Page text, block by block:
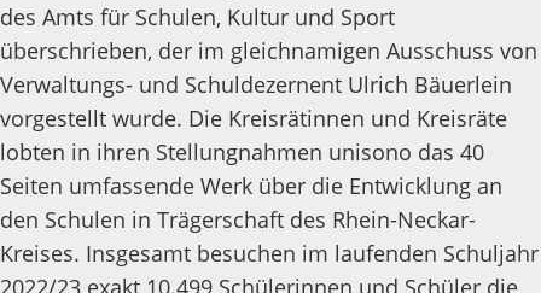
des Amts für Schulen, Kultur und Sport
überschrieben, der im gleichnamigen Ausschuss von
Verwaltungs- und Schuldezernent Ulrich Bäuerlein
vorgestellt wurde. Die Kreisrätinnen und Kreisräte
lobten in ihren Stellungnahmen unisono das 40
Seiten umfassende Werk über die Entwicklung an
den Schulen in Trägerschaft des Rhein-Neckar-
Kreises. Insgesamt besuchen im laufenden Schuljahr